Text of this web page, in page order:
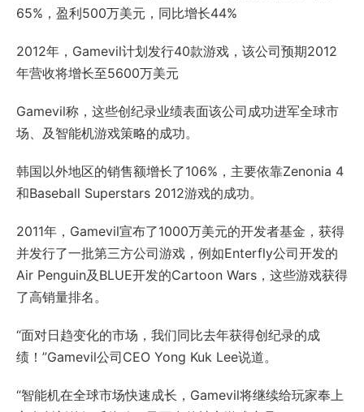
65%，盈利500万美元，同比增长44%
2012年，Gamevil计划发行40款游戏，该公司预期2012
年营收将增长至5600万美元
Gamevil称，这些创纪录业绩表面该公司成功进军全球市
场、及智能机游戏策略的成功。
韩国以外地区的销售额增长了106%，主要依靠Zenonia 4
和Baseball Superstars 2012游戏的成功。
2011年，Gamevil宣布了1000万美元的开发者基金，获得
并发行了一批第三方公司游戏，例如Enterfly公司开发的
Air Penguin及BLUE开发的Cartoon Wars，这些游戏获得
了高销量排名。
“面对日趋变化的市场，我们同比去年获得创纪录的成
绩！”Gamevil公司CEO Yong Kuk Lee说道。
“智能机在全球市场快速成长，Gamevil将继续给玩家奉上